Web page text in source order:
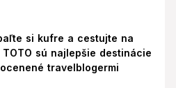
si kufre a cestujte na
sú najlepšie destinácie
travelblogermi